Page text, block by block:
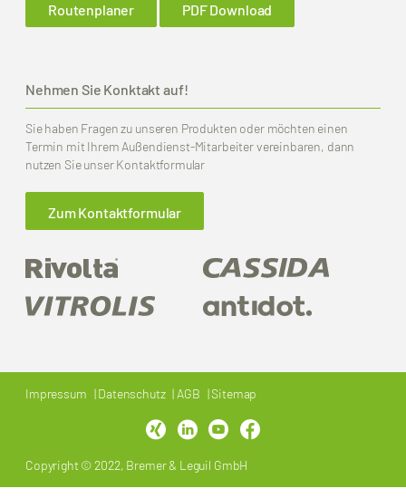
Routenplaner PDF Download
Nehmen Sie Konktakt auf!
Sie haben Fragen zu unseren Produkten oder möchten einen
Termin mit Ihrem Außendienst-Mitarbeiter vereinbaren, dann
nutzen Sie unser Kontaktformular
Zum Kontaktformular
Impressum Datenschutz AGB Sitemap
Copyright © 2022, Bremer & Leguil GmbH